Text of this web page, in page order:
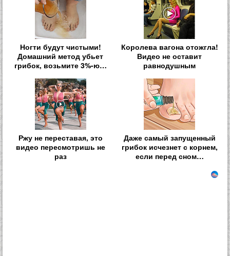
Ногти будут чистыми!
Домашний метод убьет
грибок, возьмите 3%-ю…
Королева вагона отожгла!
Видео не оставит
равнодушным
Ржу не переставая, это
видео пересмотришь не
раз
Даже самый запущенный
грибок исчезнет с корнем,
если перед сном…